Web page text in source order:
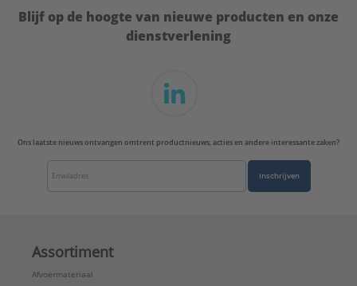
Blijf op de hoogte van nieuwe producten en onze
dienstverlening
Ons laatste nieuws ontvangen omtrent productnieuws, acties en andere interessante zaken?
Inschrijven
Assortiment
Afvoermateriaal